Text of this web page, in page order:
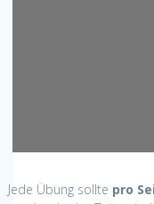
Jede Übung sollte pro